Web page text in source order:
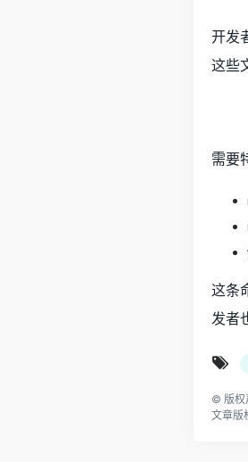
开发
这些
需要
这条
发者
© 版权
文章版